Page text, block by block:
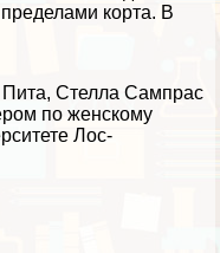
корта. В
Стелла Сампрас
по женскому
Лос-